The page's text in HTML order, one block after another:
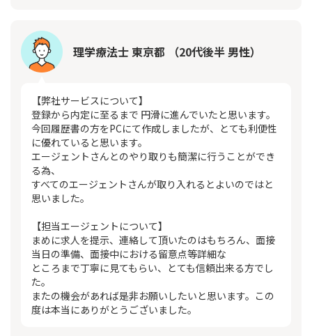
理学療法士 東京都 （20代後半 男性）
【弊社サービスについて】
登録から内定に至るまで 円滑に進んでいたと思います。
今回履歴書の方をPCにて作成しましたが、とても利便性
に優れていると思います。
エージェントさんとのやり取りも簡潔に行うことができ
る為、
すべてのエージェントさんが取り入れるとよいのではと
思いました。
【担当エージェントについて】
まめに求人を提示、連絡して頂いたのはもちろん、面接
当日の準備、面接中における留意点等詳細な
ところまで丁寧に見てもらい、とても信頼出来る方でし
た。
またの機会があれば是非お願いしたいと思います。この
度は本当にありがとうございました。